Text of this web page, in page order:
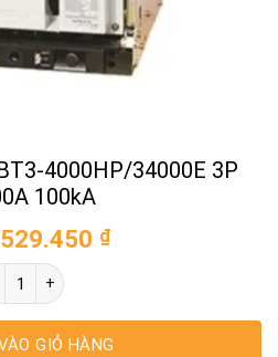
4000HP/34000E 3P
100kA
₫
cắt ACB Fuji BT3-4000HP/34000E
GIỎ HÀNG